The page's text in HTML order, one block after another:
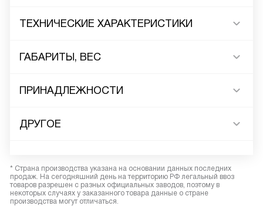
ТЕХНИЧЕСКИЕ ХАРАКТЕРИСТИКИ
ГАБАРИТЫ, ВЕС
ПРИНАДЛЕЖНОСТИ
ДРУГОЕ
* Страна производства указана на основании данных последних
продаж. На сегодняшний день на территорию РФ легальный ввоз
товаров разрешен с разных официальных заводов, поэтому в
некоторых случаях у заказанного товара данные о стране
производства могут отличаться.